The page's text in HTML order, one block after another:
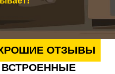
ОТЗЫВЫ